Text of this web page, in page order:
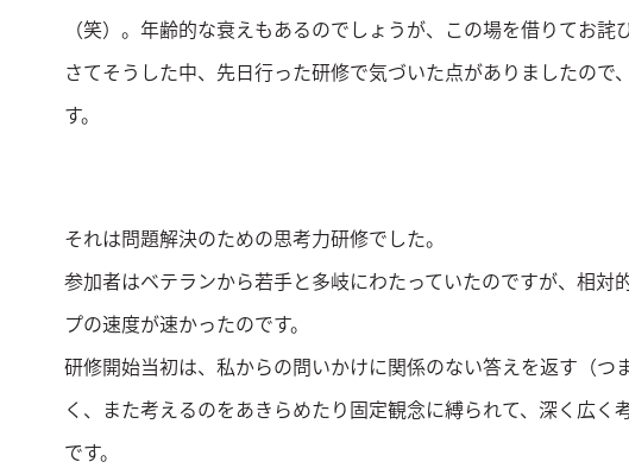
（笑）。年齢的な衰えもあるのでしょうが、この場を借りてお詫
さてそうした中、先日行った研修で気づいた点がありましたので
す。
それは問題解決のための思考力研修でした。
参加者はベテランから若手と多岐にわたっていたのですが、相対
プの速度が速かったのです。
研修開始当初は、私からの問いかけに関係のない答えを返す（つ
く、また考えるのをあきらめたり固定観念に縛られて、深く広く
です。